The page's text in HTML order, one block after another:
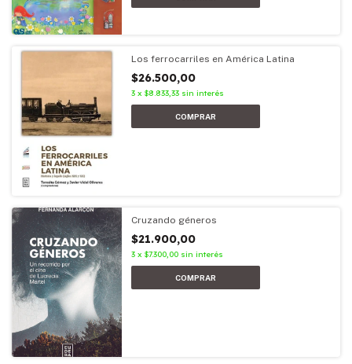
Los ferrocarriles en América Latina
$26.500,00
3 x $8.833,33 sin interés
Cruzando géneros
$21.900,00
3 x $7.300,00 sin interés